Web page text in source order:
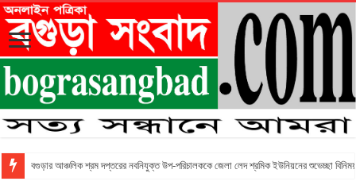
বগুড়ার আঞ্চলিক শ্রম দপ্তরের নবনিযুক্ত উপ-পরিচালককে জেলা লেদ শ্রমিক ইউনিয়নের শুভেচ্ছা